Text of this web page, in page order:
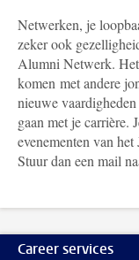
Netwerken, je
zeker ook
Alumni Netwerk.
komen met andere
nieuwe
gaan met je carrière.
evenementen van
Stuur dan een mail
Career services